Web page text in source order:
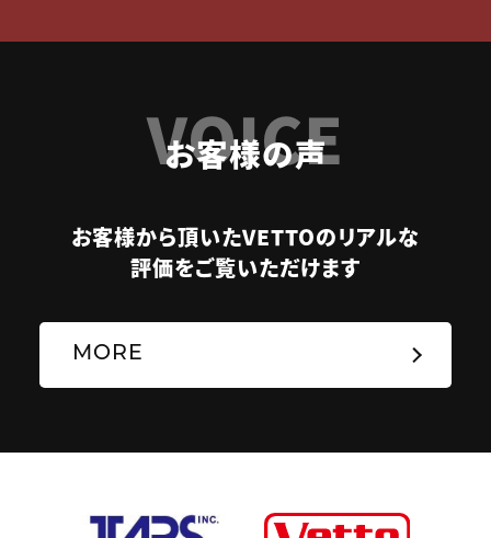
VOICE
お客様の声
お客様から頂いたVETTOのリアルな
評価をご覧いただけます
MORE